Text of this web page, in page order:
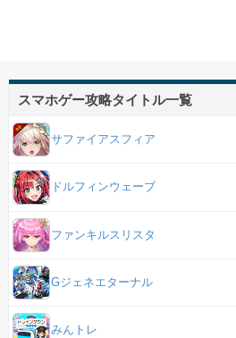
スマホゲー攻略タイトル一覧
サファイアスフィア
ドルフィンウェーブ
ファンキルスリスタ
Gジェネエターナル
みんトレ